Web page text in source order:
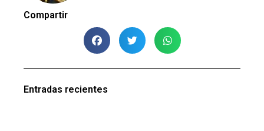
Compartir
Entradas recientes